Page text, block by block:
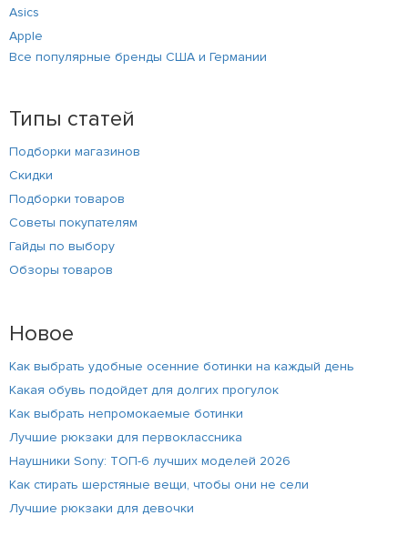
Asics
Apple
Все популярные бренды США и Германии
Типы статей
Подборки магазинов
Скидки
Подборки товаров
Советы покупателям
Гайды по выбору
Обзоры товаров
Новое
Как выбрать удобные осенние ботинки на каждый день
Какая обувь подойдет для долгих прогулок
Как выбрать непромокаемые ботинки
Лучшие рюкзаки для первоклассника
Наушники Sony: ТОП-6 лучших моделей 2026
Как стирать шерстяные вещи, чтобы они не сели
Лучшие рюкзаки для девочки